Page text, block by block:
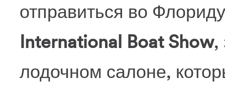
отправиться во
International Boat Show,
лодочном салоне,